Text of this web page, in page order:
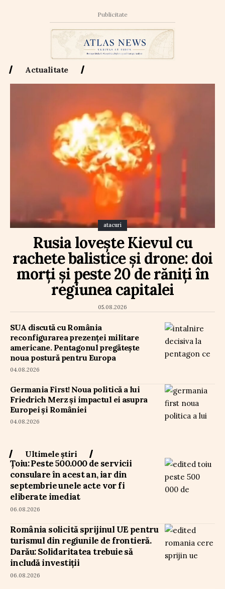
Publicitate
Actualitate
atacuri
Rusia lovește Kievul cu
rachete balistice și drone: doi
morți și peste 20 de răniți în
regiunea capitalei
05.08.2026
SUA discută cu România
reconfigurarea prezenței militare
americane. Pentagonul pregătește
noua postură pentru Europa
04.08.2026
Germania First! Noua politică a lui
Friedrich Merz și impactul ei asupra
Europei și României
04.08.2026
Ultimele știri
Țoiu: Peste 500.000 de servicii
consulare în acest an, iar din
septembrie unele acte vor fi
eliberate imediat
06.08.2026
România solicită sprijinul UE pentru
turismul din regiunile de frontieră.
Darău: Solidaritatea trebuie să
includă investiții
06.08.2026